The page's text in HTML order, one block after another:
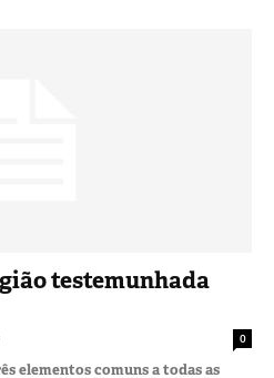
testemunhada
0
elementos comuns a todas as